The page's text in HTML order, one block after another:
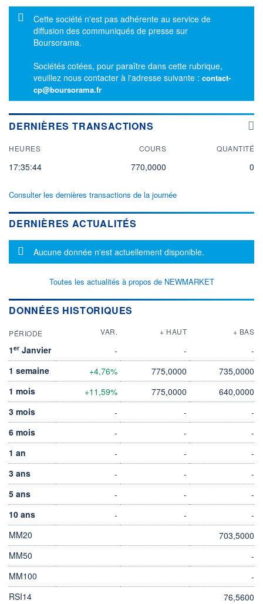
Message d'information
Cette société n'est pas adhérente au service de
diffusion des communiqués de presse sur
Boursorama.
Sociétés cotées, pour paraître dans cette rubrique,
veuillez nous contacter à l'adresse suivante : contact-
cp@boursorama.fr
DERNIÈRES TRANSACTIONS
HEURES COURS QUANTITÉ
17:35:44 770,0000 0
Consulter les dernières transactions de la journée
DERNIÈRES ACTUALITÉS
Message d'information
Aucune donnée n'est actuellement disponible.
Toutes les actualités à propos de NEWMARKET
DONNÉES HISTORIQUES
PÉRIODE VAR. + HAUT + BAS
1er Janvier - -
-
1 semaine
+4,76% 775,0000
735,0000
1 mois
+11,59% 775,0000
640,0000
3 mois
- -
-
6 mois
- -
-
1 an
- -
-
3 ans
- -
-
5 ans
- -
-
10 ans
- -
-
MM20
703,5000
MM50
-
MM100
-
RSI14
76,5600